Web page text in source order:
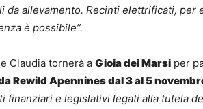
da allevamento. Recinti elettrificati, per
è possibile”.
Claudia tornerà a Gioia dei Marsi per
Rewild Apennines dal 3 al 5
finanziari e legislativi legati alla tutela